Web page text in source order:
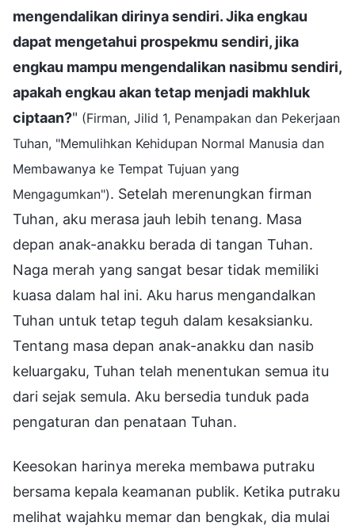
mengendalikan dirinya sendiri. Jika engkau
dapat mengetahui prospekmu sendiri, jika
engkau mampu mengendalikan nasibmu sendiri,
apakah engkau akan tetap menjadi makhluk
ciptaan?" (Firman, Jilid 1, Penampakan dan Pekerjaan
Tuhan, "Memulihkan Kehidupan Normal Manusia dan
Membawanya ke Tempat Tujuan yang
Mengagumkan"). Setelah merenungkan firman
Tuhan, aku merasa jauh lebih tenang. Masa
depan anak-anakku berada di tangan Tuhan.
Naga merah yang sangat besar tidak memiliki
kuasa dalam hal ini. Aku harus mengandalkan
Tuhan untuk tetap teguh dalam kesaksianku.
Tentang masa depan anak-anakku dan nasib
keluargaku, Tuhan telah menentukan semua itu
dari sejak semula. Aku bersedia tunduk pada
pengaturan dan penataan Tuhan.
Keesokan harinya mereka membawa putraku
bersama kepala keamanan publik. Ketika putraku
melihat wajahku memar dan bengkak, dia mulai